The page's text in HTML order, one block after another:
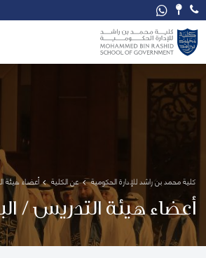
كلية محمد بن راشد للإدارة الحكومية عن الكلية أعضاء هيئة
أعضاء هيئة التدريس /